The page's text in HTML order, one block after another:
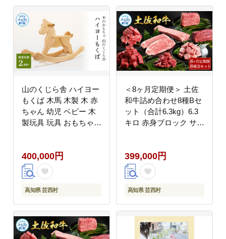
山のくじら舎 ハイヨー
もくば 木馬 木製 木 赤
ちゃん 幼児 ベビー 木
製玩具 玩具 おもちゃ
ビー用品 知育玩具 高知
県産
400,000円
高知県 芸西村
＜8ヶ月定期便＞ 土佐
和牛詰め合わせ8種Bセ
ット（合計6.3kg）6.3
キロ 赤身ブロック サイ
ヒレ ブロック肉 特選
赤身 牛肉 和牛 国産 熟
成肉
399,000円
高知県 芸西村